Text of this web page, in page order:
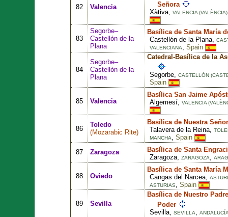
82 Valencia
Señora
Xàtiva, VALENCIA (VALÈNCIA)
83
Segorbe–
Castellón de la
Plana
Basílica de Santa María
Castellón de la Plana,
VALENCIANA, Spain
84
Segorbe–
Castellón de la
Plana
Catedral-Basílica de la
Segorbe, CASTELLÓN
Spain
85 Valencia
Basílica San Jaime
Algemesí, VALENCIA
86
Toledo
(Mozarabic Rite)
Basílica de Nuestra
Talavera de la Reina,
MANCHA, Spain
87
Zaragoza
Basílica de Santa
Zaragoza, ZARAGOZA,
88 Oviedo
Basílica de Santa María
Cangas del Narcea,
ASTURIAS, Spain
89 Sevilla
Basílica de Nuestro
Poder
Sevilla, SEVILLA,